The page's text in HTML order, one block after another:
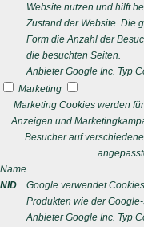
Website nutzen und hilft
Zustand der Website. Die
Form die Anzahl der
die besuchten Seiten.
Anbieter Google Inc. Typ
Marketing
Marketing Cookies werden
Anzeigen und
Besucher auf
Name
NID
Google verwendet
Produkten wie der
Anbieter Google Inc. Typ